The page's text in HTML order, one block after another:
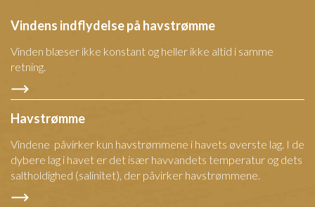
Vindens indflydelse på havstrømme
Vinden blæser ikke konstant og heller ikke altid i samme
retning.
Havstrømme
Vindene påvirker kun havstrømmene i havets øverste lag. I de
dybere lag i havet er det især havvandets temperatur og dets
saltholdighed (salinitet), der påvirker havstrømmene.